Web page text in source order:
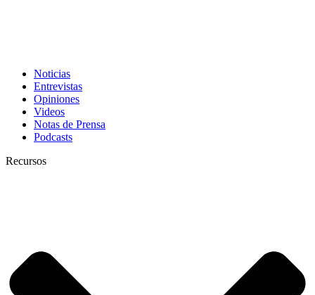
Noticias
Entrevistas
Opiniones
Videos
Notas de Prensa
Podcasts
Recursos